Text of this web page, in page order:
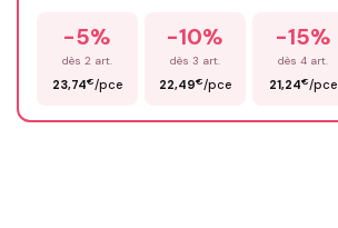
Prénom*
-5%
dès 2 art.
23,74€/pce
-10%
dès 3 art.
22,49€/pce
-15%
dès 4 art.
21,24€/pce